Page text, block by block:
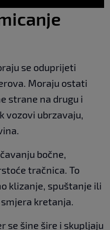
se oduprijeti
Moraju ostati
strane na drugu i
vozovi ubrzavaju,
bočne,
tračnica. To
klizanje, spuštanje ili
kretanja.
se šine šire i skupljaju